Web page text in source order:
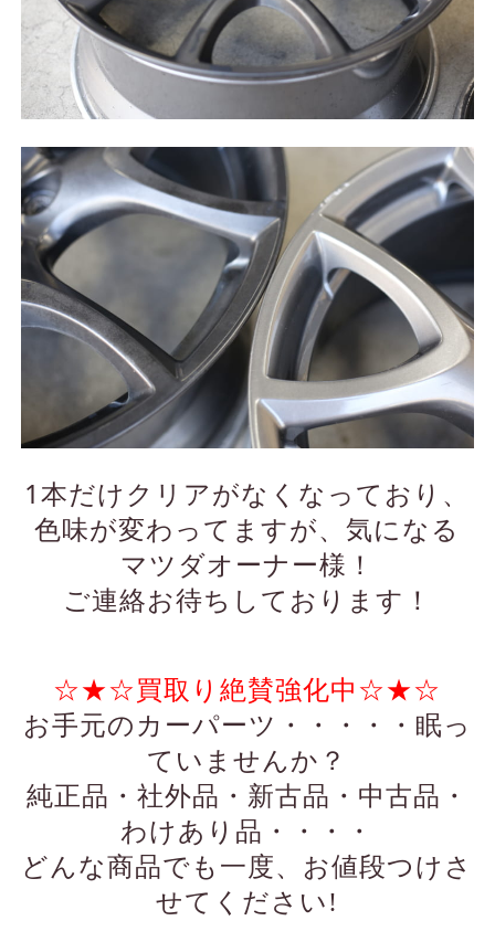
1本だけクリアがなくなっており、
色味が変わってますが、気になる
マツダオーナー様！
ご連絡お待ちしております！
☆★☆買取り絶賛強化中☆★☆
お手元のカーパーツ・・・・・眠っ
ていませんか？
純正品・社外品・新古品・中古品・
わけあり品・・・・
どんな商品でも一度、お値段つけさ
せてください!